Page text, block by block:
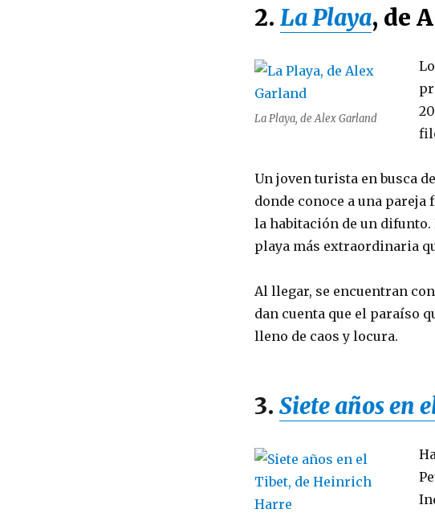
2. La Playa, de
La Playa, de Alex Garland
Un joven turista en busca
donde conoce a una pareja
la habitación de un
playa más extraordinaria
Al llegar, se encuentran
dan cuenta que el paraíso
lleno de caos y locura.
3. Siete años en